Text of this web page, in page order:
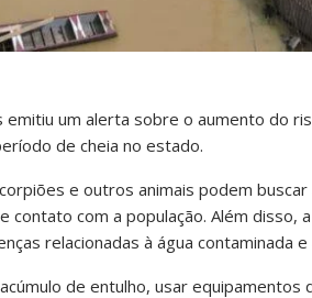
emitiu um alerta sobre o aumento do
de cheia no estado.
e outros animais podem
com a população. Além disso,
relacionadas à água contaminada
de entulho, usar equipamentos